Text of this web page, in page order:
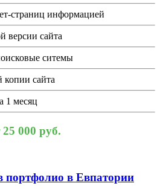
страниц информацией
версии сайта
ситемы
копии сайта
1 месяц
25 000 руб.
портфолио в Евпатории